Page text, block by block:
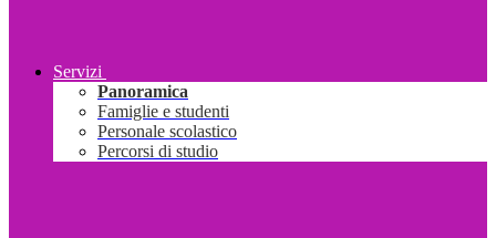
Servizi
Panoramica
Famiglie e studenti
Personale scolastico
Percorsi di studio